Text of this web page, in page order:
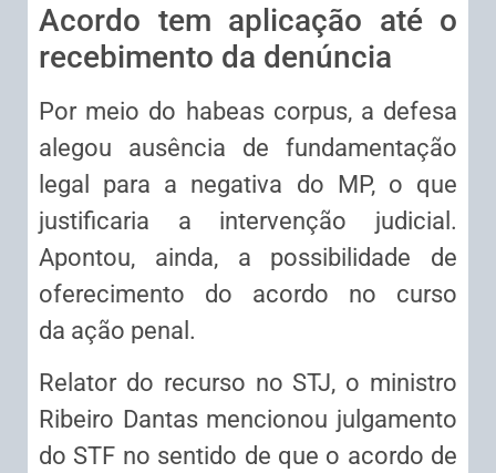
Acordo tem aplicação até o
recebimento da denúncia
Por meio do habeas corpus, a defesa
alegou ausência de fundamentação
legal para a negativa do MP, o que
justificaria a intervenção judicial.
Apontou, ainda, a possibilidade de
oferecimento do acordo no curso
da ação penal .
Relator do recurso no STJ, o ministro
Ribeiro Dantas mencionou julgamento
do STF no sentido de que o acordo de